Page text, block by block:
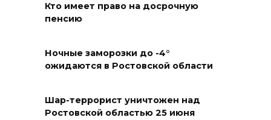
В Ростовской области
техногенных пожаров и 30
возгораний растительности
Кто имеет право на досрочную
пенсию
Ночные заморозки до -4°
ожидаются в Ростовской области
Шар-террорист уничтожен над
Ростовской областью 25 июня